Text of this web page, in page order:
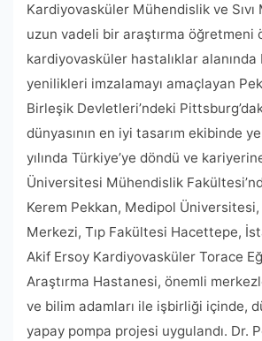
Kardiyovasküler Mühendislik ve
uzun vadeli bir araştırma öğretmeni
kardiyovasküler hastalıklar
yenilikleri imzalamayı amaçlayan
Birleşik Devletleri’ndeki
dünyasının en iyi tasarım ekibinde
yılında Türkiye’ye döndü ve
Üniversitesi Mühendislik
Kerem Pekkan, Medipol Üniversitesi,
Merkezi, Tıp Fakültesi Hacettepe,
Akif Ersoy Kardiyovasküler Torace
Araştırma Hastanesi, önemli
ve bilim adamları ile işbirliği içinde,
yapay pompa projesi uygulandı. Dr.